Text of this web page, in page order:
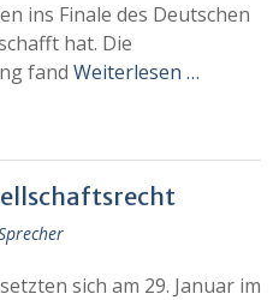
ins Finale des Deutschen
hat. Die
fand Weiterlesen …
sich am 29. Januar im